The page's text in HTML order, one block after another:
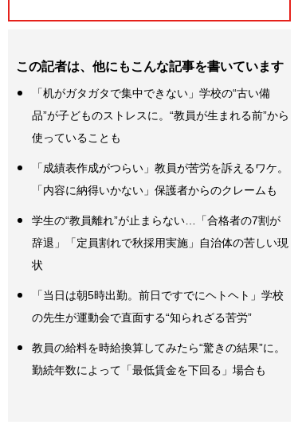
この記者は、他にもこんな記事を書いています
「机がガタガタで集中できない」学校の“古い備
品”が子どものストレスに。“教員が生まれる前”から
使っていることも
「成績表作成がつらい」教員が苦労を訴えるワケ。
「内容に納得いかない」保護者からのクレームも
学生の“教員離れ”が止まらない…「合格者の7割が
辞退」「定員割れで秋採用実施」自治体の苦しい現
状
「当日は朝5時出勤。前日ですでにヘトヘト」学校
の先生が運動会で直面する“知られざる苦労”
教員の給料を時給換算してみたら“驚きの結果”に。
勤続年数によって「最低賃金を下回る」場合も